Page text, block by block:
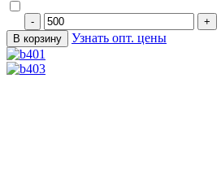
Узнать опт. цены